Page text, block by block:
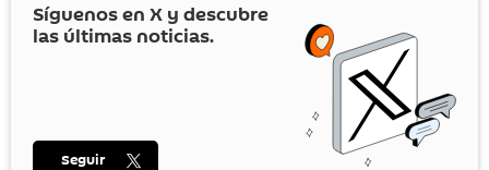
Síguenos en X y descubre
las últimas noticias.
Seguir